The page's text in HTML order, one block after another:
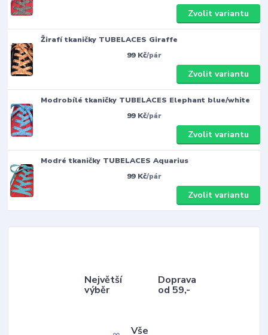
Zvolit variantu
Žirafí tkaničky TUBELACES Giraffe
99 Kč/pár
Zvolit variantu
Modrobílé tkaničky TUBELACES Elephant blue/white
99 Kč/pár
Zvolit variantu
Modré tkaničky TUBELACES Aquarius
99 Kč/pár
Zvolit variantu
Největší
výběr
Doprava
od 59,-
Vše